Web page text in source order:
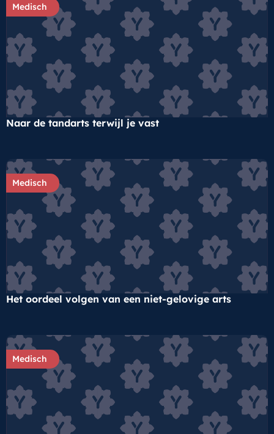
Medisch
Naar de tandarts terwijl je vast
Medisch
Het oordeel volgen van een niet-gelovige arts
Medisch